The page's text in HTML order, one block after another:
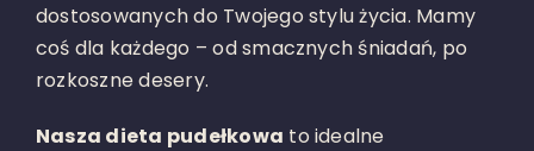
dostosowanych do Twojego stylu życia. Mamy
coś dla każdego – od smacznych śniadań, po
rozkoszne desery.
Nasza dieta pudełkowa to idealne